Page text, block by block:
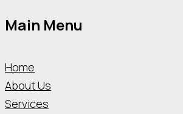
Main Menu
Home
About Us
Services